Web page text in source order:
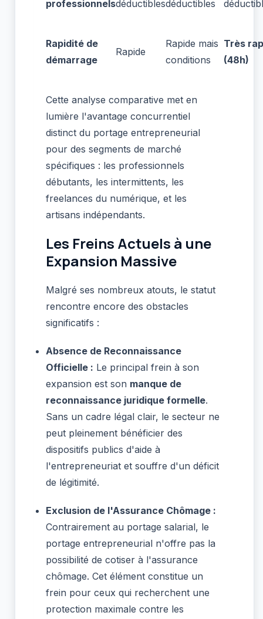
professionnelsdéductiblesdéductibles
Rapidité de
démarrage
Rapide
Rapide mais
conditions
Très
(48h)
Cette analyse comparative met en
lumière l'avantage concurrentiel
distinct du portage entrepreneurial
pour des segments de marché
spécifiques : les professionnels
débutants, les intermittents, les
freelances du numérique, et les
artisans indépendants.
Les Freins Actuels à une
Expansion Massive
Malgré ses nombreux atouts, le statut
rencontre encore des obstacles
significatifs :
Absence de Reconnaissance
Officielle : Le principal frein à son
expansion est son manque de
reconnaissance juridique formelle.
Sans un cadre légal clair, le secteur ne
peut pleinement bénéficier des
dispositifs publics d'aide à
l'entrepreneuriat et souffre d'un déficit
de légitimité.
Exclusion de l'Assurance Chômage :
Contrairement au portage salarial, le
portage entrepreneurial n'offre pas la
possibilité de cotiser à l'assurance
chômage. Cet élément constitue un
frein pour ceux qui recherchent une
protection maximale contre les